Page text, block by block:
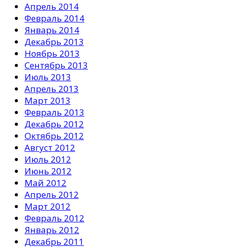
Апрель 2014
Февраль 2014
Январь 2014
Декабрь 2013
Ноябрь 2013
Сентябрь 2013
Июль 2013
Апрель 2013
Март 2013
Февраль 2013
Декабрь 2012
Октябрь 2012
Август 2012
Июль 2012
Июнь 2012
Май 2012
Апрель 2012
Март 2012
Февраль 2012
Январь 2012
Декабрь 2011